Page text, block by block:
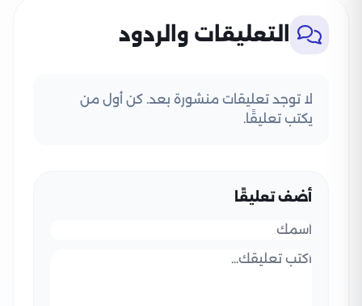
التعليقات والردود
لا توجد تعليقات منشورة بعد. كن أول من
يكتب تعليقًا.
أضف تعليقًا